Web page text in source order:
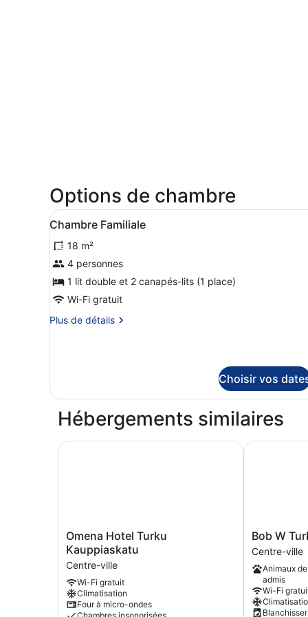
Options de chambre
Afficher
toutes
les
photos
pour
ce
de
Une chambre d’hôtel
9
Chambre Familiale
18 m²
4 personnes
1 lit double et 2 canapés-lits (1 place)
Wi-Fi gratuit
Plus de détails
Plus
de
Chambre
Choisir vos
Hébergements similaires
Omena
Hotel
Turku
Kauppiaskatu
Centre-
ville
Omena Hotel Turku
Kauppiaskatu
Centre-ville
Wi-Fi gratuit
Climatisation
Four à micro-ondes
Omena Hotel Turku Kauppiaskatu
Bob
W
Turku
City
Centre
Centre-
ville
Bob W
Centre-ville
Animaux
admis
Wi-Fi
Bob W